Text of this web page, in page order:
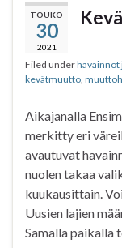
b
o
o
k
A
p
TOUKO
30
2021
Filed underhavainnot
kevätmuutto
Aikajanalla
merkitty eri
avautuvat
nuolen takaa
kuukausittain.
Uusien lajien
Samalla paikalla